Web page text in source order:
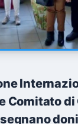
Comitato